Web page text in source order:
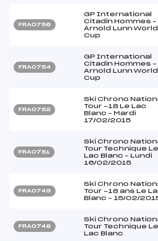
FRA0756
GP International
Citadin Hommes –
Arnold Lunn World
Cup
FRA0754
GP International
Citadin Hommes –
Arnold Lunn World
Cup
FRA0752
Ski Chrono
Tour -18 Le Lac
Blanc – Mardi
17/02/2015
FRA0751
Ski Chrono
Tour Technique Le
Lac Blanc – Lundi
16/02/2015
FRA0749
Ski Chrono
Tour -18 ans Le
Blanc – 15/02/
FRA0748
Ski Chrono
Tour Technique Le
Lac Blanc